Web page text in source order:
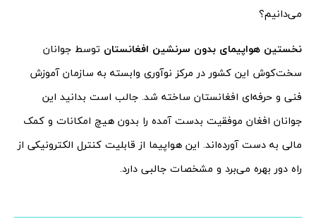
می‌دانیم؟
نخستین هواپیمای بدون سرنشین افغانستان توسط جوانان
سخت‌کوش این کشور در مرکز نوآوری وابسته به سازمان آموزش
فنی و حرفه‌ای افغانستان ساخته شد. جالب است بدانید این
جوانان افغان موفقیت بدست آمده را بدون هیچ امکانات و کمک
مالی به دست آورده‌اند. این هواپیما از قابلیت کنترل الکترونیکی از
راه دور بهره می‌برد و مشخصات جالبی دارد.